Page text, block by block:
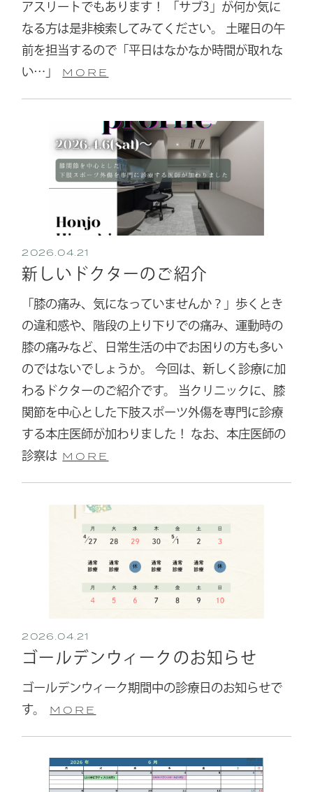
アスリートでもあります！ 「サブ3」が何か気に
なる方は是非検索してみてください。 土曜日の午
前を担当するので「平日はなかなか時間が取れな
い…」
MORE
2026.04.21
新しいドクターのご紹介
「膝の痛み、気になっていませんか？」歩くとき
の違和感や、階段の上り下りでの痛み、運動時の
膝の痛みなど、日常生活の中でお困りの方も多い
のではないでしょうか。 今回は、新しく診療に加
わるドクターのご紹介です。 当クリニックに、膝
関節を中心とした下肢スポーツ外傷を専門に診療
する本庄医師が加わりました！ なお、本庄医師の
診察は MORE
2026.04.21
ゴールデンウィークのお知らせ
ゴールデンウィーク期間中の診療日のお知らせで
す。
MORE